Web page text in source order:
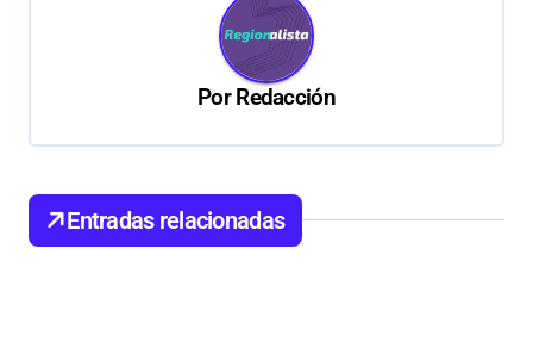
d
e
PorRedacción
Entradas relacionadas